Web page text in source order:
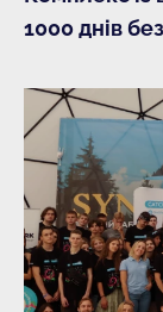
1000 днів